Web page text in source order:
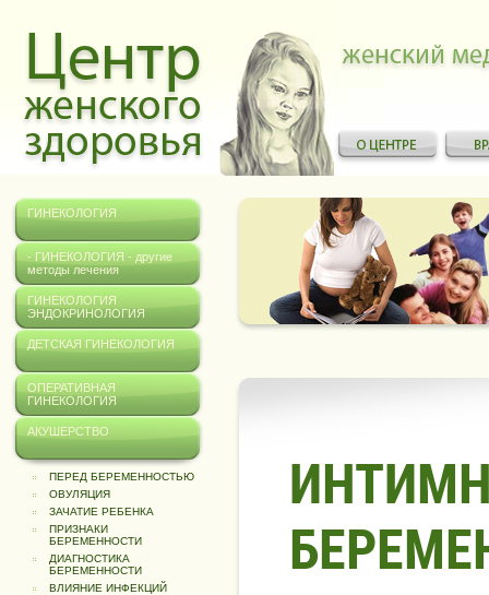
ГИНЕКОЛОГИЯ
- ГИНЕКОЛОГИЯ - другие
методы лечения
ГИНЕКОЛОГИЯ
ЭНДОКРИНОЛОГИЯ
ДЕТСКАЯ ГИНЕКОЛОГИЯ
ОПЕРАТИВНАЯ
ГИНЕКОЛОГИЯ
АКУШЕРСТВО
ПЕРЕД БЕРЕМЕННОСТЬЮ
ОВУЛЯЦИЯ
ЗАЧАТИЕ РЕБЕНКА
ПРИЗНАКИ
БЕРЕМЕННОСТИ
ДИАГНОСТИКА
БЕРЕМЕННОСТИ
ВЛИЯНИЕ ИНФЕКЦИЙ